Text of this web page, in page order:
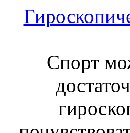
Спорт